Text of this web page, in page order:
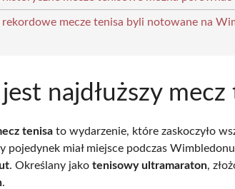
rekordowe mecze tenisa byli notowane na
najdłuższy mecz
tenisa to wydarzenie, które zaskoczyło
pojedynek miał miejsce podczas
. Określany jako tenisowy ultramaraton,
.